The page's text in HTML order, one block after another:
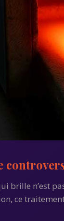
brille n’est
ce